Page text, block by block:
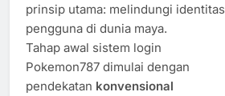
prinsip utama: melindungi identitas
pengguna di dunia maya.
Tahap awal sistem login
Pokemon787 dimulai dengan
pendekatan konvensional